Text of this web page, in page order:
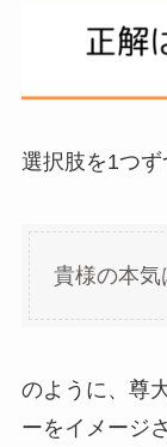
選択肢を1つず
貴様の本気
のように、尊
ーをイメージ